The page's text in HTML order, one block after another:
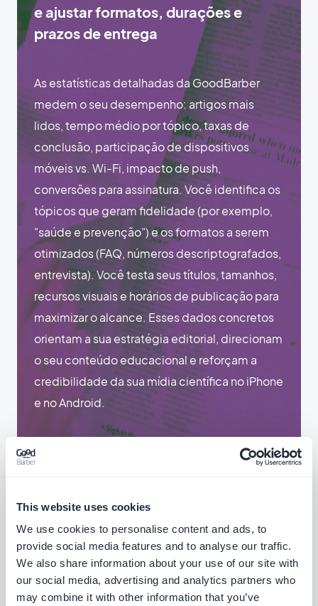
This website uses cookies
We use cookies to personalise content and ads, to
provide social media features and to analyse our traffic.
We also share information about your use of our site with
our social media, advertising and analytics partners who
may combine it with other information that you’ve
e ajustar formatos, durações e
prazos de entrega
As estatísticas detalhadas da GoodBarber
medem o seu desempenho: artigos mais
lidos, tempo médio por tópico, taxas de
conclusão, participação de dispositivos
móveis vs. Wi-Fi, impacto de push,
conversões para assinatura. Você identifica os
tópicos que geram fidelidade (por exemplo,
"saúde e prevenção") e os formatos a serem
otimizados (FAQ, números descriptografados,
entrevista). Você testa seus títulos, tamanhos,
recursos visuais e horários de publicação para
maximizar o alcance. Esses dados concretos
orientam a sua estratégia editorial, direcionam
o seu conteúdo educacional e reforçam a
credibilidade da sua mídia científica no iPhone
e no Android.